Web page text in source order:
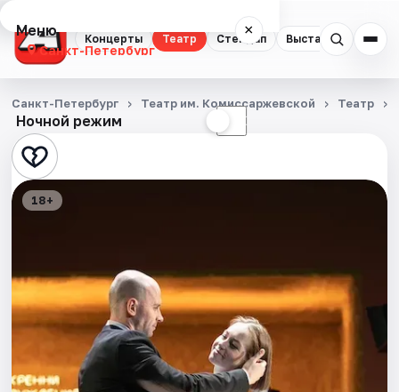
Концерты Театр Стендап Выставки
Меню ×
Санкт-Петербург
Концерты
Театр
Стендап
Экскурсии
Спорт
События
Ночной режим ☾
Санкт-Петербург Театр им. Комиссаржевской Театр
18+